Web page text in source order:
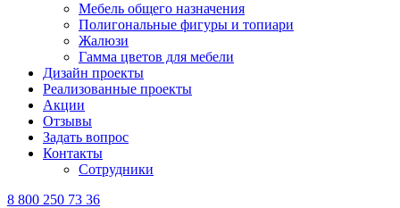
Мебель общего назначения
Полигональные фигуры и топиари
Жалюзи
Гамма цветов для мебели
Дизайн проекты
Реализованные проекты
Акции
Отзывы
Задать вопрос
Контакты
Сотрудники
8 800 250 73 36